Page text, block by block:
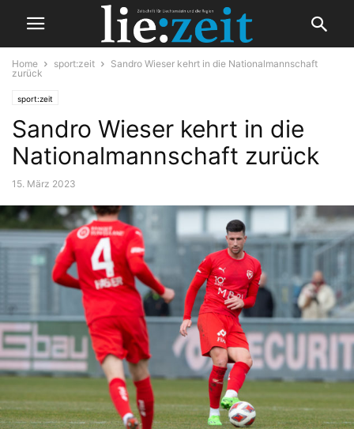
Home sport:zeit
Sandro Wieser kehrt in die Nationalmannschaft
zurück
sport:zeit
Sandro Wieser kehrt in die
Nationalmannschaft zurück
15. März 2023